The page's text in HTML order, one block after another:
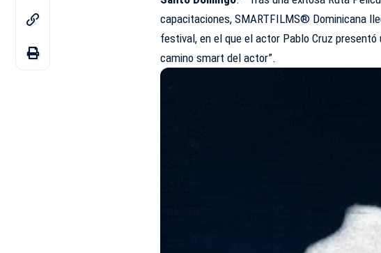
capacitaciones,SMARTFILMS®️ Dominicana
festival, en el que el actor Pablo Cruz
camino smart del actor”.